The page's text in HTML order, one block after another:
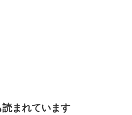
まれています